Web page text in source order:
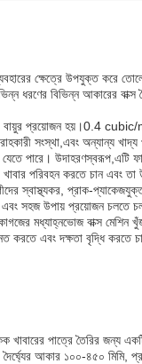
ক্ষেত্রে উপযুক্ত করে
বিভিন্ন আকারের বাক্স
প্রয়োজন হয়।0.4 cubic/
সংস্থা,এবং অন্যান্য খাদ্য
পারে। উদাহরণস্বরূপ,এটি
খাবার পরিবহন করতে চান এবং
স্বাস্থ্যকর, প্রাক-
এবং সহজ উপায় প্রয়োজন চলতে
মধ্যাহ্নভোজ বাক্স
করতে এবং দক্ষতা বৃদ্ধি
পাত্রে তৈরির জন্য
আকার ১০০-৪৫০ মিমি,